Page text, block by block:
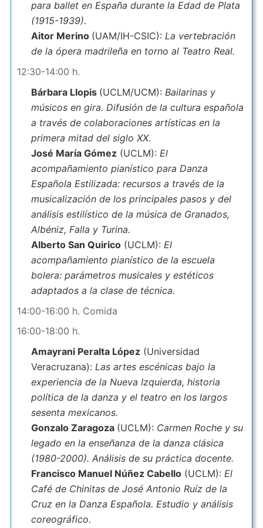
para ballet en España durante la Edad de Plata
(1915-1939).
Aitor Merino (UAM/IH-CSIC): La vertebración
de la ópera madrileña en torno al Teatro Real.
12:30-14:00 h.
Bárbara Llopis (UCLM/UCM): Bailarinas y
músicos en gira. Difusión de la cultura española
a través de colaboraciones artísticas en la
primera mitad del siglo XX.
José María Gómez(UCLM): El
acompañamiento pianístico para Danza
Española Estilizada: recursos a través de la
musicalización de los principales pasos y del
análisis estilístico de la música de Granados,
Albéniz, Falla y Turina.
Alberto San Quirico(UCLM): El
acompañamiento pianístico de la escuela
bolera: parámetros musicales y estéticos
adaptados a la clase de técnica.
14:00-16:00 h. Comida
16:00-18:00 h.
Amayrani Peralta López(Universidad
Veracruzana): Las artes escénicas bajo la
experiencia de la Nueva Izquierda, historia
política de la danza y el teatro en los largos
sesenta mexicanos.
Gonzalo Zaragoza (UCLM): Carmen Roche y su
legado en la enseñanza de la danza clásica
(1980-2000). Análisis de su práctica docente.
Francisco Manuel Núñez Cabello(UCLM): El
Café de Chinitas de José Antonio Ruíz de la
Cruz en la Danza Española. Estudio y análisis
coreográfico.